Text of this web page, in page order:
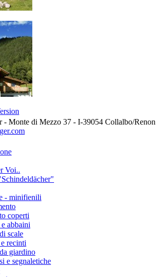
- Monte di Mezzo 37 - I-39054 Collalbo/
Voi..
- minifienili
coperti
abbaini
scale
recinti
giardino
e segnaletiche